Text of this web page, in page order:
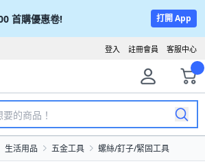
首購優惠卷! 打開 App
客服中心
註冊會員
登入
生活用品 五金工具 螺絲/釘子/緊固工具